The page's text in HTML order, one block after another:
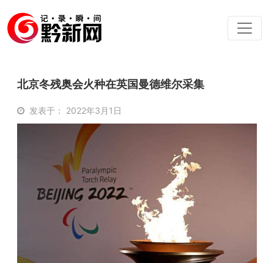
北京冬残奥会火种在英国曼德维尔采集
发表于： 2022年3月1日